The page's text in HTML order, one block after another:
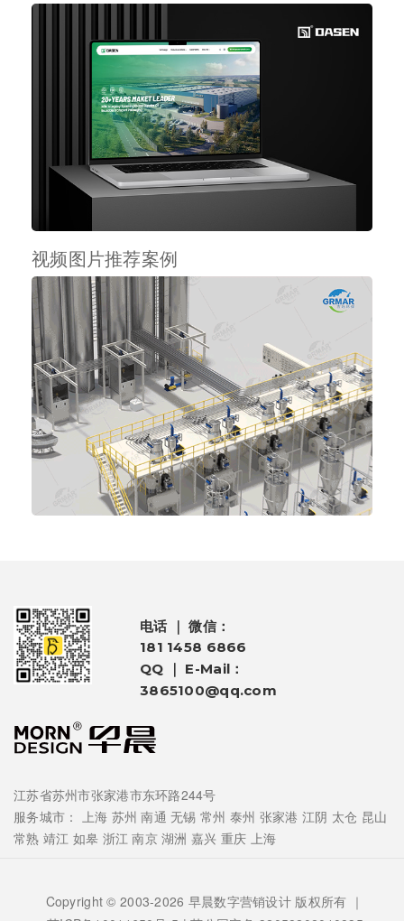
视频图片推荐案例
电话 ｜ 微信：
181 1458 6866
QQ ｜ E-Mail：
3865100@qq.com
江苏省苏州市张家港市东环路244号
服务城市： 上海 苏州 南通 无锡 常州 泰州 张家港 江阴 太仓 昆山
常熟 靖江 如皋 浙江 南京 湖洲 嘉兴 重庆 上海
Copyright © 2003-2026 早晨数字营销设计 版权所有 ｜